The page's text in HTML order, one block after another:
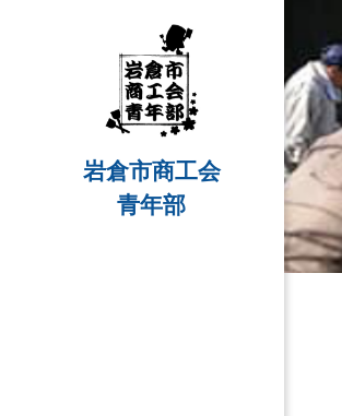
岩倉市商工会
青年部